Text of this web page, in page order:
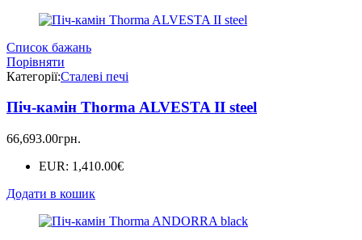
Список бажань
Порівняти
Категорії:Сталеві печі
Піч-камін Thorma ALVESTA II steel
66,693.00грн.
EUR: 1,410.00€
Додати в кошик